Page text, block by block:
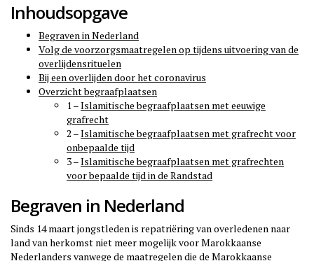
Inhoudsopgave
Begraven in Nederland
Volg de voorzorgsmaatregelen op tijdens uitvoering van de
overlijdensrituelen
Bij een overlijden door het coronavirus
Overzicht begraafplaatsen
1 –Islamitische begraafplaatsen met eeuwige
grafrecht
2 –Islamitische begraafplaatsen met grafrecht voor
onbepaalde tijd
3 –Islamitische begraafplaatsen met grafrechten
voor bepaalde tijd in de Randstad
Begraven in Nederland
Sinds 14 maart jongstleden is repatriëring van overledenen naar
land van herkomst niet meer mogelijk voor Marokkaanse
Nederlanders vanwege de maatregelen die de Marokkaanse